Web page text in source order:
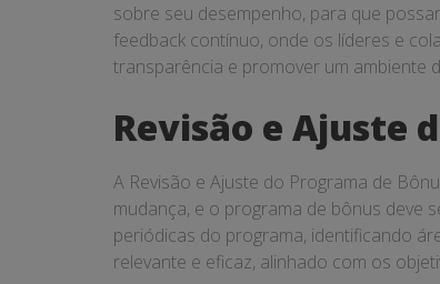
sobre seu desempenho, para que
feedback contínuo, onde os líderes e
transparência e promover um ambiente
Revisão e Ajuste
A Revisão e Ajuste do Programa de
mudança, e o programa de bônus deve
periódicas do programa, identificando
relevante e eficaz, alinhado com os